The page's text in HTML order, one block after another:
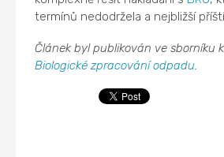
termínů nedodržela a nejbližší příští
Článek byl publikován ve sborníku
Biologické zpracování odpadu